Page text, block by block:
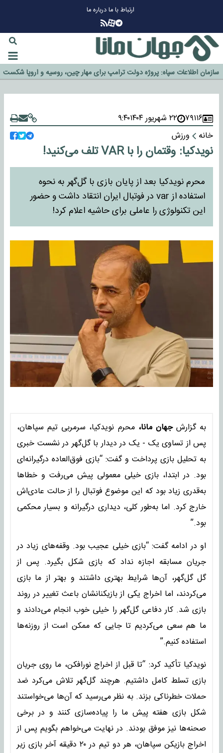
ارتباط با مادرباره ما
گزینه جدایی اوسمار روی میز مدیران پرسپولیس
آیا رئیس جمهور آمریکا قانون را دور می‌زند؟
اخراج رسمی چهره نامدار از پرسپولیس
سازمان اطلاعات سپاه: پروژه دولت ترامپ برای مهار چین، روسیه و اروپا شکست
خورد
۷۹۱۱۶ ۲۲ شهریور ۱۴۰۴
۹:۴۰
خانه
ورزش
نویدکیا: وقتمان را با VAR تلف می‌کنید!
محرم نویدکیا بعد از پایان بازی با گل‌گهر به نحوه
استفاده از var در فوتبال ایران انتقاد داشت و حضور
این تکنولوژی را عاملی برای حاشیه اعلام کرد!
به گزارشجهان مانا، محرم نویدکیا، سرمربی تیم سپاهان،
پس از تساوی یک - یک در دیدار با گل‌گهر در نشست خبری
به تحلیل بازی پرداخت و گفت: “بازی فوق‌العاده درگیرانه‌ای
بود. در ابتدا، بازی خیلی معمولی پیش می‌رفت و خطاها
به‌قدری زیاد بود که این موضوع فوتبال را از حالت عادی‌اش
خارج کرد. اما به‌طور کلی، دیداری درگیرانه و بسیار محکمی
بود.”
او در ادامه گفت: “بازی خیلی عجیب بود. وقفه‌های زیاد در
جریان مسابقه اجازه نداد که بازی شکل بگیرد. پس از
گل گل‌گهر، آن‌ها شرایط بهتری داشتند و بهتر از ما بازی
می‌کردند، اما اخراج یکی از بازیکنانشان باعث تغییر در روند
بازی شد. کار دفاعی گل‌گهر را خیلی خوب انجام می‌دادند و
ما هم سعی می‌کردیم تا جایی که ممکن است از روزنه‌ها
استفاده کنیم.”
نویدکیا تأکید کرد: “تا قبل از اخراج نورافکن، ما روی جریان
بازی تسلط کامل داشتیم. هرچند گل‌گهر تلاش می‌کرد ضد
حملات خطرناکی بزند. به نظر می‌رسید که آن‌ها می‌خواستند
شکل بازی هفته پیش ما را پیاده‌سازی کنند و در برخی
صحنه‌ها نیز موفق بودند. در نهایت می‌خواهم بگویم پس از
اخراج بازیکن سپاهان، هر دو تیم در ۲۰ دقیقه آخر بازی زیر